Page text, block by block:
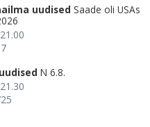
uudised Saade oli USAs
N 6.8.